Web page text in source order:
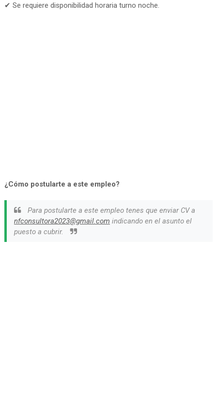
✔ Se requiere disponibilidad horaria turno noche.
¿Cómo postularte a este empleo?
Para postularte a este empleo tenes que enviar CV a
nfconsultora2023@gmail.com indicando en el asunto el
puesto a cubrir.